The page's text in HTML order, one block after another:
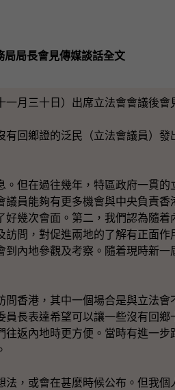
局局長會見傳媒談話全文
三十日）出席立法會會議後會
回鄉證的泛民（立法會議員）發
但在過往幾年，特區政府一貫的
員能夠有更多機會與中央負責香
幾次會面。第二，我們認為隨着
問，對促進兩地的了解有正面作
內地參觀及考察。隨着現時新一
港，其中一個場合是與立法會
長表達希望可以讓一些沒有回鄉
返內地時更方便。當時有進一步
，或會在甚麼時候公布。但我個